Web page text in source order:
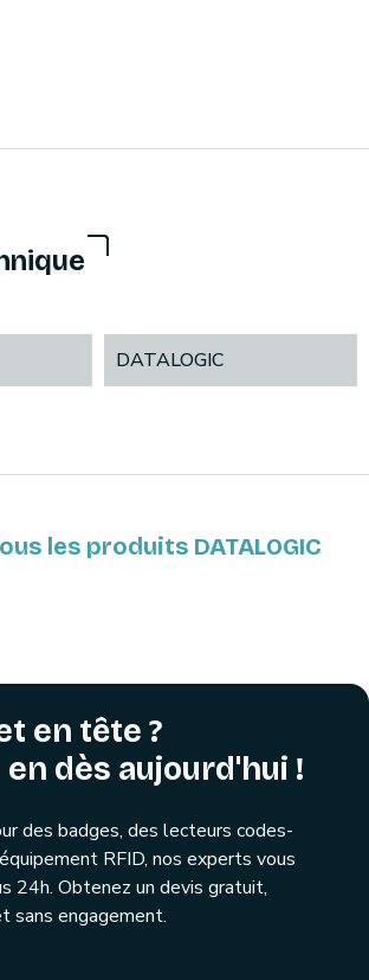
DATALOGIC
les produits DATALOGIC
en tête ?
dès aujourd'hui !
des badges, des lecteurs codes-
RFID, nos experts vous
24h. Obtenez un devis gratuit,
sans engagement.